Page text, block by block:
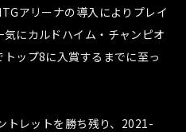
アリーナの導入によりプレイ
にカルドハイム・チャンピオ
ップ8に入賞するまでに至っ
トレットを勝ち残り、2021-